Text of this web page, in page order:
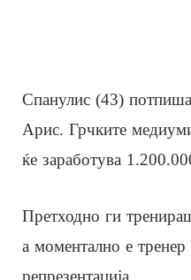
Спанулис (43)
Арис. Грчките
ќе заработува
Претходно ги
а моментално е тренер
репрезентација.